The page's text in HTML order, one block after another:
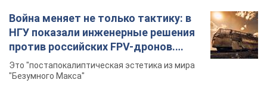
Война меняет не только тактику: в
НГУ показали инженерные решения
против российских FPV-дронов.
Фото
Это "постапокалиптическая эстетика из мира
"Безумного Макса"